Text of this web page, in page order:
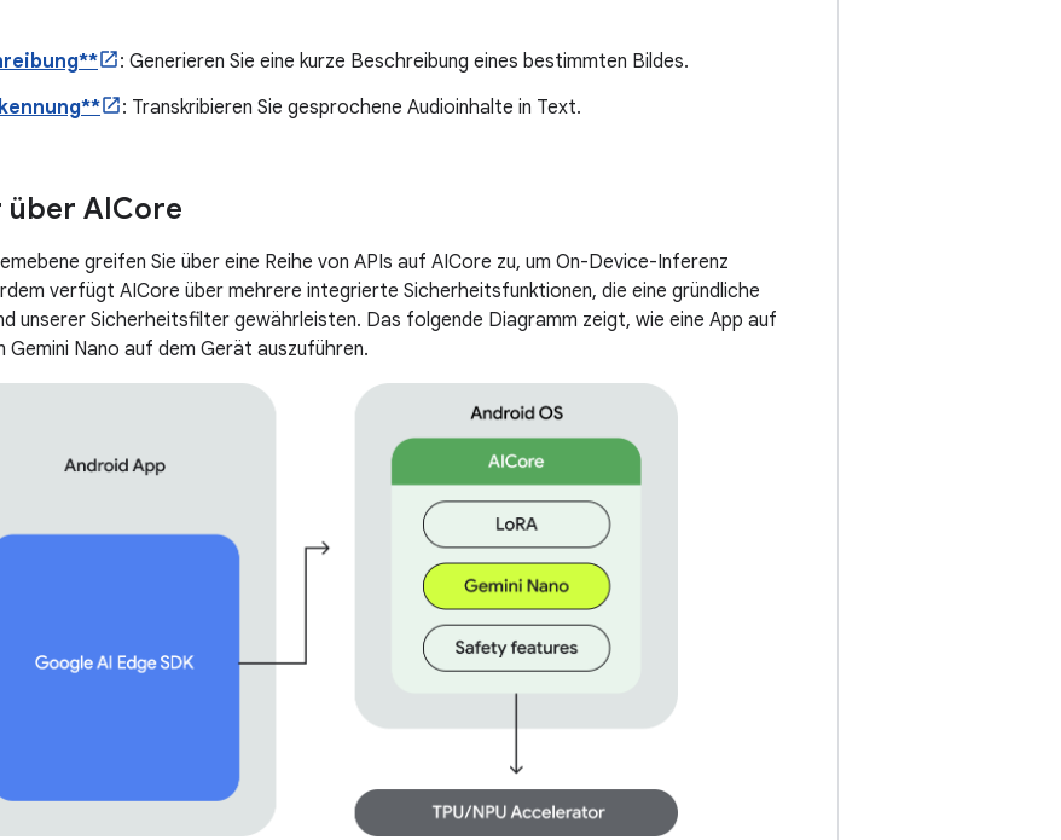
: Generieren Sie eine kurze Beschreibung eines bestimmten Bildes.
: Transkribieren Sie gesprochene Audioinhalte in Text.
AICore
greifen Sie über eine Reihe von APIs auf AICore zu, um On-Device-Inferenz
verfügt AICore über mehrere integrierte Sicherheitsfunktionen, die eine gründliche
unserer Sicherheitsfilter gewährleisten. Das folgende Diagramm zeigt, wie eine App auf
Gemini Nano auf dem Gerät auszuführen.